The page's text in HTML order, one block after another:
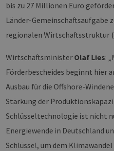
bis zu 27 Millionen Euro
Länder-Gemeinschaftsaufgabe
regionalen Wirtschaftsstruktur
Wirtschaftsminister Olaf Lies:
Förderbescheides beginnt hier
Ausbau für die Offshore-
Stärkung der
Schlüsseltechnologie ist nicht
Energiewende in Deutschland
Schlüssel, um dem